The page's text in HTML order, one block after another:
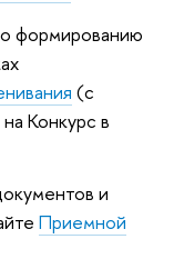
формированию
(с
Конкурс в
и
Приемной